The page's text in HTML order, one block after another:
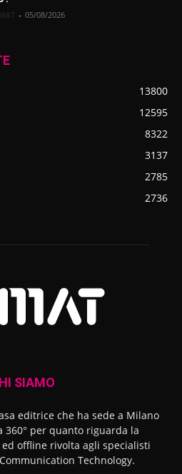
- 05/08/2026
13800
12595
8322
3137
2785
2736
SIAMO
editrice che ha sede a Milano
360° per quanto riguarda la
offline rivolta agli specialisti
Technology.